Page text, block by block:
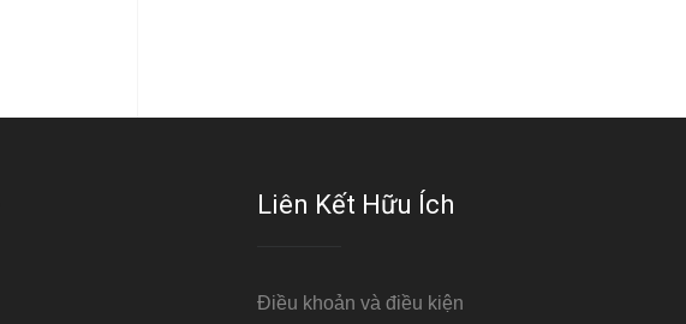
Liên Kết Hữu Ích
Điều khoản và điều kiện